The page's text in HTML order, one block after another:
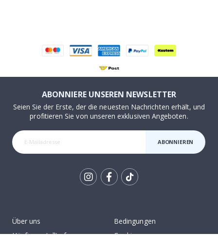
ABONNIERE UNSEREN NEWSLETTER
Seien Sie der Erste, der die neuesten Nachrichten erhält, und
profitieren Sie von unseren exklusiven Angeboten.
ABONNIEREN
Über uns
Häufig gestellte fragen
Bedingungen
Cookies